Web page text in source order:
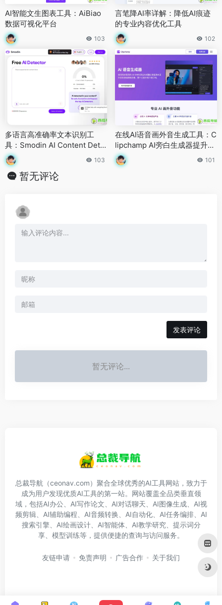
AI智能文生图表工具：AiBiao
数据可视化平台
103
言笔降AI率详解：降低AI痕迹
的专业内容优化工具
102
多语言高准确率文本识别工
具：Smodin AI Content Dete
ctor助力原创与合规检测
103
在线AI语音画外音生成工具：C
lipchamp AI旁白生成器提升视
频表现力
101
暂无评论
发表评论
暂无评论...
总裁导航（ceonav.com）聚合全球优秀的AI工具网站，致力于
成为用户发现优质AI工具的第一站。网站覆盖全品类垂直领
域，包括AI办公、AI写作论文、AI对话聊天、AI图像生成、AI视
频剪辑、AI辅助编程、AI音频转换、AI自动化、AI任务编排、AI
搜索引擎、AI绘画设计、AI智能体、AI教学研究、提示词分
享、模型训练等，提供便捷的查询与访问服务。
友链申请 免责声明 广告合作 关于我们
Copyright © 2026